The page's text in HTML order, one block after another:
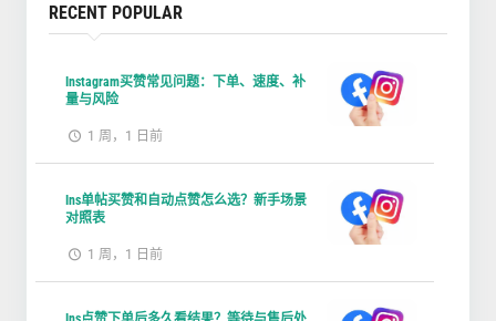
RECENT POPULAR
Instagram买赞常见问题：下单、速度、补
量与风险
1 周，1 日前
Ins单帖买赞和自动点赞怎么选？新手场景
对照表
1 周，1 日前